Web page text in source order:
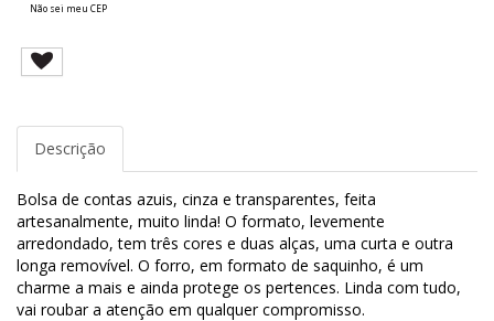
Não sei meu CEP
Descrição
Bolsa de contas azuis, cinza e transparentes, feita
artesanalmente, muito linda! O formato, levemente
arredondado, tem três cores e duas alças, uma curta e outra
longa removível. O forro, em formato de saquinho, é um
charme a mais e ainda protege os pertences. Linda com tudo,
vai roubar a atenção em qualquer compromisso.